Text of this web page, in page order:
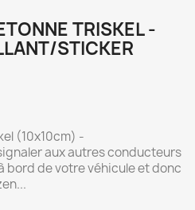
TRISKEL -
STICKER
(10x10cm) -
aux autres conducteurs
bord de votre véhicule et donc